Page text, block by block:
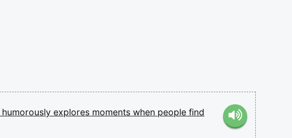
humorously explores moments when people find